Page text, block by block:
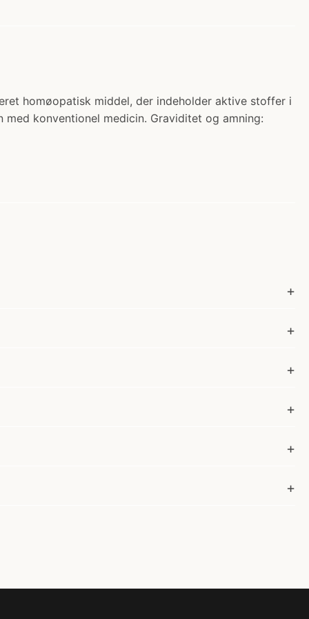
homøopatisk middel, der indeholder aktive stoffer i
konventionel medicin. Graviditet og amning: